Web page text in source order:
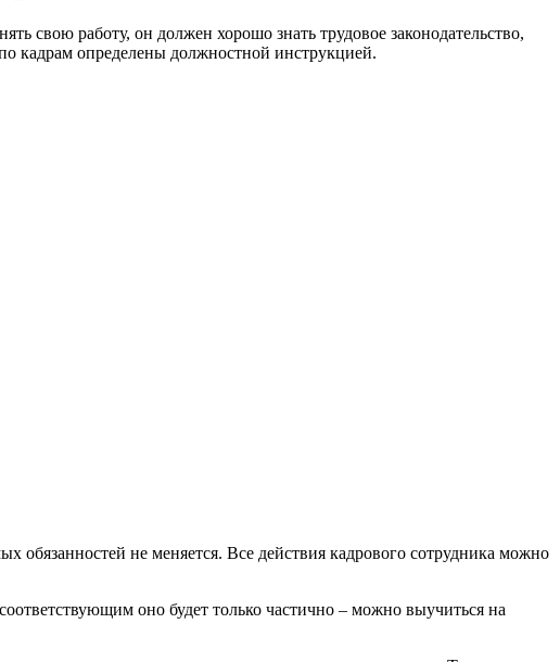
свою работу, он должен хорошо знать трудовое законодательство,
кадрам определены должностной инструкцией.
обязанностей не меняется. Все действия кадрового сотрудника можно
оно будет только частично – можно выучиться на